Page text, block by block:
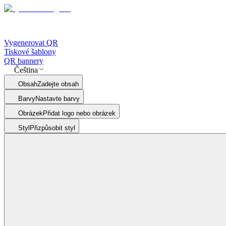
Vygenerovat QR
Tiskové šablony
QR bannery
Čeština
ObsahZadejte obsah
BarvyNastavte barvy
ObrázekPřidat logo nebo obrázek
Styl Přizpůsobit styl